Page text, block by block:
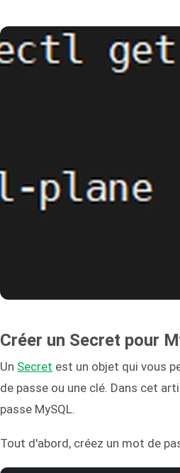
Créer un Secret pour
Un Secret est un objet qui vous
de passe ou une clé. Dans cet
passe MySQL.
Tout d'abord, créez un mot de